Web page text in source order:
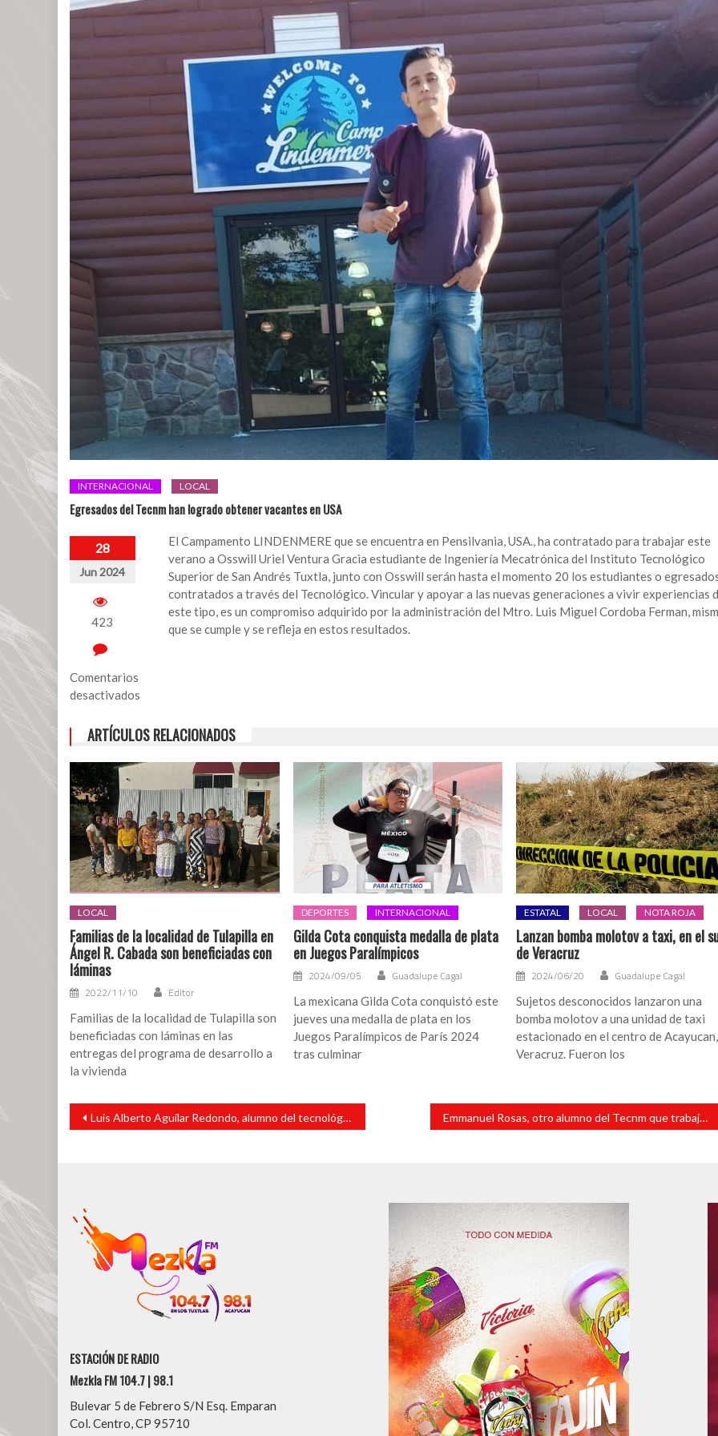
INTERNACIONAL LOCAL
Egresados del Tecnm han logrado obtener vacantes en USA
28
Jun 2024
423
Comentarios
desactivados
Egresados
Tecnm
han
logrado
obtener
vacantes
en
USA
El Campamento LINDENMERE que se encuentra en Pensilvania, USA., ha contratado para trabajar este
verano a Osswill Uriel Ventura Gracia estudiante de Ingeniería Mecatrónica del Instituto Tecnológico
Superior de San Andrés Tuxtla, junto con Osswill serán hasta el momento 20 los estudiantes o
contratados a través del Tecnológico. Vincular y apoyar a las nuevas generaciones a vivir experiencias
este tipo, es un compromiso adquirido por la administración del Mtro. Luis Miguel Cordoba Ferman,
que se cumple y se refleja en estos resultados.
ARTÍCULOS RELACIONADOS
LOCAL
Familias de la localidad de Tulapilla en
Ángel R. Cabada son beneficiadas con
láminas
2022/11/10 Editor
Familias de la localidad de Tulapilla son
beneficiadas con láminas en las
entregas del programa de desarrollo a
la vivienda
DEPORTES INTERNACIONAL
Gilda Cota conquista medalla de plata
en Juegos Paralímpicos
2024/09/05 Guadalupe Cagal
La mexicana Gilda Cota conquistó este
jueves una medalla de plata en los
Juegos Paralímpicos de París 2024
tras culminar
ESTATAL LOCAL NOTA ROJA
Lanzan bomba molotov a taxi, en el
de Veracruz
2024/06/20 Guadalupe Cagal
Sujetos desconocidos lanzaron una
bomba molotov a una unidad de taxi
estacionado en el centro de Acayucan,
Veracruz. Fueron los
Navegación
entradas
Luis Alberto Aguilar Redondo, alumno del tecnológico se encuentra en Campamento Saginaw Emmanuel Rosas, otro alumno del Tecnm que trabajará este verano en el Camp French Woods Sports and Arts Center
ESTACIÓN DE RADIO
Mezkla FM 104.7 | 98.1
Bulevar 5 de Febrero S/N Esq. Emparan
Col. Centro, CP 95710